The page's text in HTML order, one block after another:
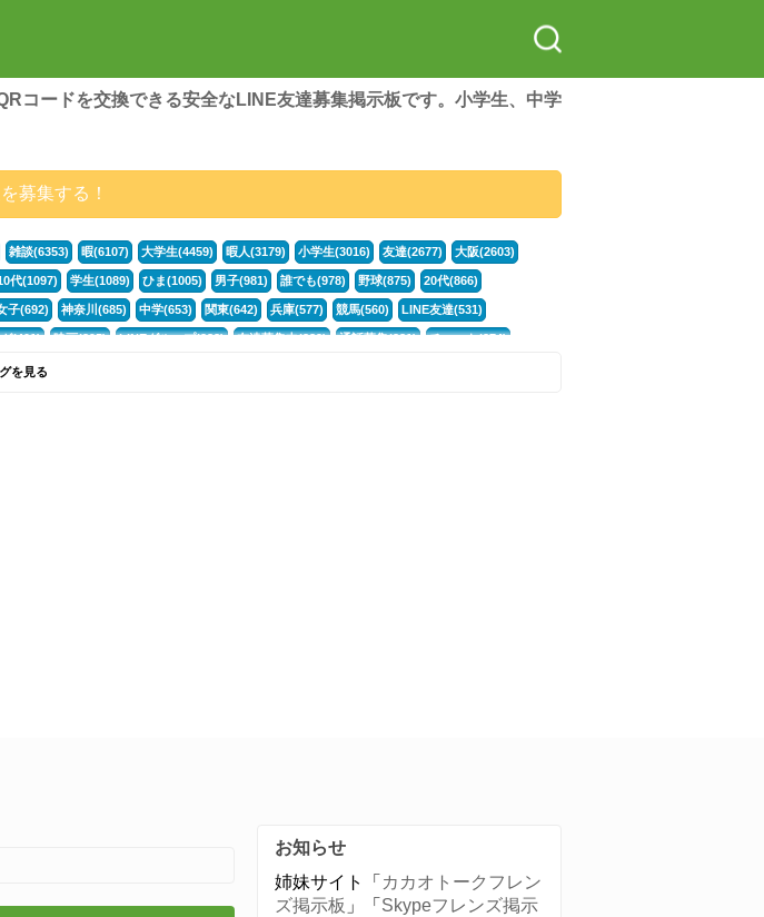
コードを交換できる安全なLINE友達募集掲示板です。小学生、中学
募集する！
雑談(6353) 暇(6107) 大学生(4459) 暇人(3179) 小学生(3016) 友達(2677) 大阪(2603)
代(1097) 学生(1089) ひま(1005) 男子(981) 誰でも(978) 野球(875) 20代(866)
子(692) 神奈川(685) 中学(653) 関東(642) 兵庫(577) 競馬(560) LINE友達(531)
(401) 映画(395) LINEグループ(388) 友達募集中(382) 通話募集(381) チャット(374)
トナイト(320)
を見る
お知らせ
姉妹サイト「 カカオトークフレン
ズ掲示板 」「 Skypeフレンズ掲示